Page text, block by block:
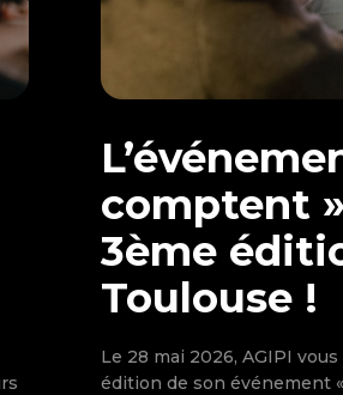
comptent
3ème
Toulouse !
Le 28 mai 2026, AGIPI
édition de son événement